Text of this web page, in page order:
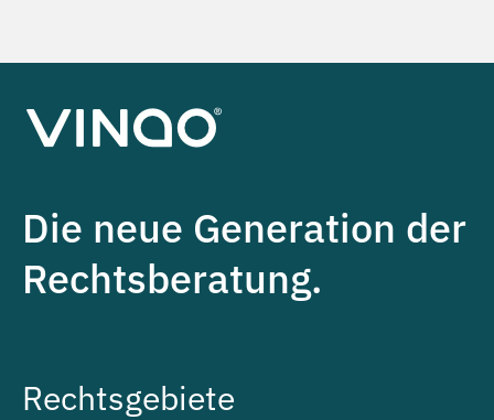
Die neue Generation der
Rechtsberatung.
Rechtsgebiete